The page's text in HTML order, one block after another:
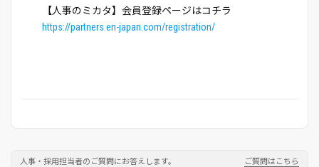
【人事のミカタ】会員登録ページはコチラ
https://partners.en-japan.com/registration/
人事・採用担当者のご質問にお答えします。 ご質問はこちら